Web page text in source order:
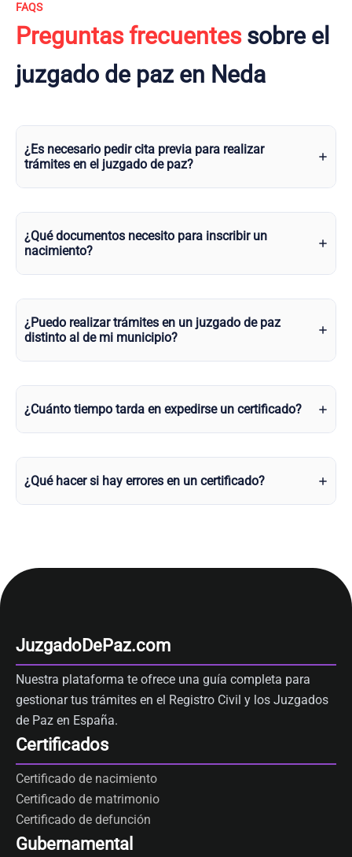
FAQS
Preguntas frecuentessobre el
juzgado de paz en Neda
¿Es necesario pedir cita previa para realizar
trámites en el juzgado de paz?
¿Qué documentos necesito para inscribir un
nacimiento?
¿Puedo realizar trámites en un juzgado de paz
distinto al de mi municipio?
¿Cuánto tiempo tarda en expedirse un certificado?
¿Qué hacer si hay errores en un certificado?
JuzgadoDePaz.com
Nuestra plataforma te ofrece una guía completa para
gestionar tus trámites en el Registro Civil y los Juzgados
de Paz en España.
Certificados
Certificado de nacimiento
Certificado de matrimonio
Certificado de defunción
Gubernamental